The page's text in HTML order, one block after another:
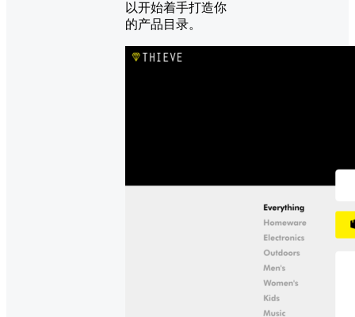
以开始着手打造你
的产品目录。